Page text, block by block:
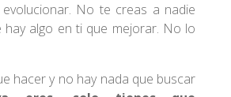
No te creas a nadie
hay algo en ti que mejorar. No lo
hacer y no hay nada que buscar